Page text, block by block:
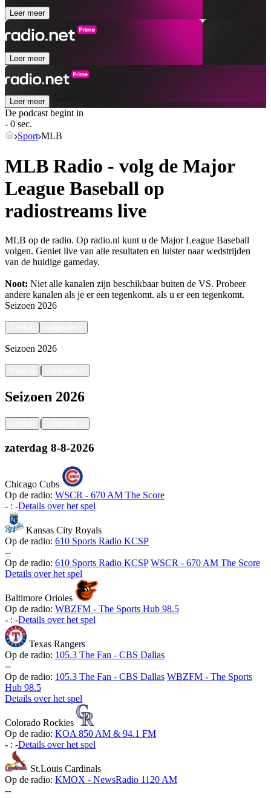
Leer meer
Leer meer
Leer meer
De podcast begint in
- 0 sec.
Sport MLB
MLB Radio - volg de Major
League Baseball op
radiostreams live
MLB op de radio. Op radio.nl kunt u de Major League Baseball
volgen. Geniet live van alle resultaten en luister naar wedstrijden
van de huidige gameday.
Noot: Niet alle kanalen zijn beschikbaar buiten de VS. Probeer
andere kanalen als je er een tegenkomt. als u er een tegenkomt.
Seizoen 2026
Seizoen 2026
|
Seizoen 2026
|
zaterdag 8-8-2026
Chicago Cubs
Op de radio: WSCR - 670 AM The Score
- : -Details over het spel
Kansas City Royals
Op de radio: 610 Sports Radio KCSP
--
Op de radio: 610 Sports Radio KCSP WSCR - 670 AM The Score
Details over het spel
Baltimore Orioles
Op de radio: WBZFM - The Sports Hub 98.5
- : -Details over het spel
Texas Rangers
Op de radio: 105.3 The Fan - CBS Dallas
--
Op de radio: 105.3 The Fan - CBS Dallas WBZFM - The Sports
Hub 98.5
Details over het spel
Colorado Rockies
Op de radio: KOA 850 AM & 94.1 FM
- : -Details over het spel
St.Louis Cardinals
Op de radio: KMOX - NewsRadio 1120 AM
--